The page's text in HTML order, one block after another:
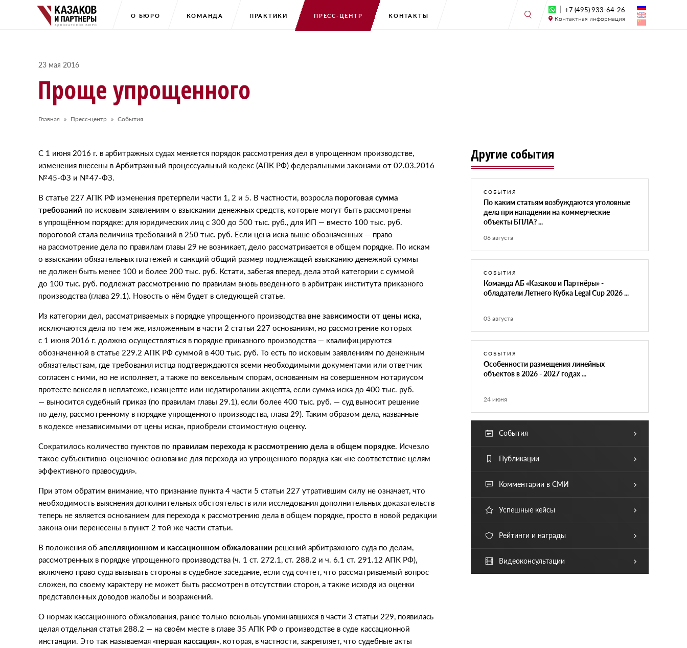
О БЮРО КОМАНДА ПРАКТИКИ ПРЕСС-ЦЕНТР КОНТАКТЫ
+7 (495) 933-64-26
Контактная информация
23 мая 2016
Проще упрощенного
Главная Пресс-центр События
С 1 июня 2016 г. в арбитражных судах меняется порядок рассмотрения дел в упрощенном производстве,
изменения внесены в Арбитражный процессуальный кодекс (АПК РФ) федеральными законами от 02.03.2016
№ 45-ФЗ и № 47-ФЗ.
В статье 227 АПК РФ изменения претерпели части 1, 2 и 5. В частности, возросла пороговая сумма
требований по исковым заявлениям о взыскании денежных средств, которые могут быть рассмотрены
в упрощённом порядке: для юридических лиц с 300 до 500 тыс. руб., для ИП — вместо 100 тыс. руб.
пороговой стала величина требований в 250 тыс. руб. Если цена иска выше обозначенных — право
на рассмотрение дела по правилам главы 29 не возникает, дело рассматривается в общем порядке. По искам
о взыскании обязательных платежей и санкций общий размер подлежащей взысканию денежной суммы
не должен быть менее 100 и более 200 тыс. руб. Кстати, забегая вперед, дела этой категории с суммой
до 100 тыс. руб. подлежат рассмотрению по правилам вновь введенного в арбитраж института приказного
производства (глава 29.1). Новость о нём будет в следующей статье.
Из категории дел, рассматриваемых в порядке упрощенного производства вне зависимости от цены иска,
исключаются дела по тем же, изложенным в части 2 статьи 227 основаниям, но рассмотрение которых
с 1 июня 2016 г. должно осуществляться в порядке приказного производства — квалифицируются
обозначенной в статье 229.2 АПК РФ суммой в 400 тыс. руб. То есть по исковым заявлениям по денежным
обязательствам, где требования истца подтверждаются всеми необходимыми документами или ответчик
согласен с ними, но не исполняет, а также по вексельным спорам, основанным на совершенном нотариусом
протесте векселя в неплатеже, неакцепте или недатировании акцепта, если сумма иска до 400 тыс. руб.
— выносится судебный приказ (по правилам главы 29.1), если более 400 тыс. руб. — суд выносит решение
по делу, рассмотренному в порядке упрощенного производства, глава 29). Таким образом дела, названные
в кодексе «независимыми от цены иска», приобрели стоимостную оценку.
Сократилось количество пунктов по правилам перехода к рассмотрению дела в общем порядке. Исчезло
такое субъективно-оценочное основание для перехода из упрощенного порядка как «не соответствие целям
эффективного правосудия».
При этом обратим внимание, что признание пункта 4 части 5 статьи 227 утратившим силу не означает, что
необходимость выяснения дополнительных обстоятельств или исследования дополнительных доказательств
теперь не является основанием для перехода к рассмотрению дела в общем порядке, просто в новой редакции
закона они перенесены в пункт 2 той же части статьи.
В положения об апелляционном и кассационном обжаловании решений арбитражного суда по делам,
рассмотренных в порядке упрощенного производства (ч. 1 ст. 272.1, ст. 288.2 и ч. 6.1 ст. 291.12 АПК РФ),
включено право суда вызывать стороны в судебное заседание, если суд сочтет, что рассматриваемый вопрос
сложен, по своему характеру не может быть рассмотрен в отсутствии сторон, а также исходя из оценки
представленных доводов жалобы и возражений.
О нормах кассационного обжалования, ранее только вскользь упоминавшихся в части 3 статьи 229, появилась
целая отдельная статья 288.2 — на своём месте в главе 35 АПК РФ о производстве в суде кассационной
инстанции. Это так называемая «первая кассация», которая, в частности, закрепляет, что судебные акты
Другие события
СОБЫТИЯ
По каким статьям возбуждаются уголовные
дела при нападении на коммерческие
объекты БПЛА? ...
06 августа
СОБЫТИЯ
Команда АБ «Казаков и Партнёры» -
обладатели Летнего Кубка Legal Cup 2026 ...
03 августа
СОБЫТИЯ
Особенности размещения линейных
объектов в 2026 - 2027 годах ...
24 июня
События
Публикации
Комментарии в СМИ
Успешные кейсы
Рейтинги и награды
Видеоконсультации